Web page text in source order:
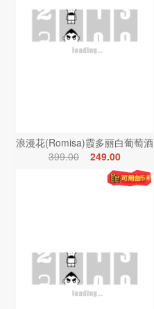
浪漫花(Romisa)霞多丽白葡萄酒
399.00
249.00